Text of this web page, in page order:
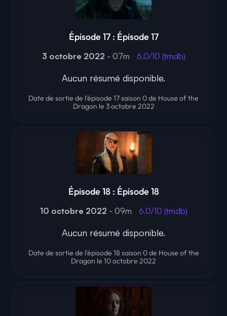
Épisode 17 : Épisode 17
3 octobre 2022 - 07m 6.0/10 (tmdb)
Aucun résumé disponible.
Date de sortie de l'épisode 17 saison 0 de House of the
Dragon le 3 octobre 2022
Épisode 18 : Épisode 18
10 octobre 2022 - 09m 6.0/10 (tmdb)
Aucun résumé disponible.
Date de sortie de l'épisode 18 saison 0 de House of the
Dragon le 10 octobre 2022